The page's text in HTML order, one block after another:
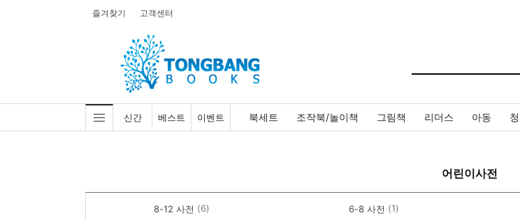
즐겨찾기 고객센터
신간 베스트 이벤트 북세트 조작북/놀이책 그림책 리더스 아동
어린이사전
8-12 사전 (6) 6-8 사전 (1)